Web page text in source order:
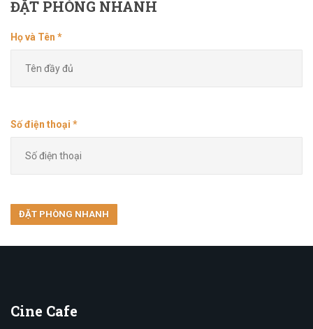
ĐẶTPHÒNG NHANH
Họ và Tên *
Số điện thoại *
Cine Cafe